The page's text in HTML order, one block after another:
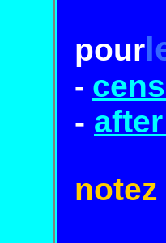
pour
-
-
notez